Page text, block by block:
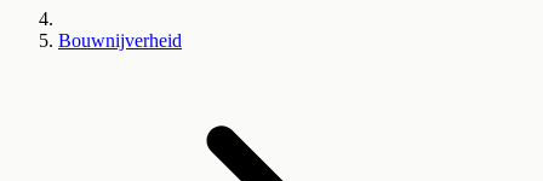
Bouwnijverheid